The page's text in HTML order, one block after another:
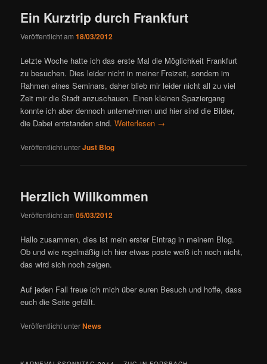
Ein Kurztrip durch Frankfurt
Veröffentlicht am18/03/2012
Letzte Woche hatte ich das erste Mal die Möglichkeit Frankfurt
zu besuchen. Dies leider nicht in meiner Freizeit, sondern im
Rahmen eines Seminars, daher blieb mir leider nicht all zu viel
Zeit mir die Stadt anzuschauen. Einen kleinen Spaziergang
konnte ich aber dennoch unternehmen und hier sind die Bilder,
die Dabei entstanden sind.Weiterlesen →
Veröffentlicht unterJust Blog
Herzlich Willkommen
Veröffentlicht am05/03/2012
Hallo zusammen, dies ist mein erster Eintrag in meinem Blog.
Ob und wie regelmäßig ich hier etwas poste weiß ich noch nicht,
das wird sich noch zeigen.
Auf jeden Fall freue ich mich über euren Besuch und hoffe, dass
euch die Seite gefällt.
Veröffentlicht unterNews